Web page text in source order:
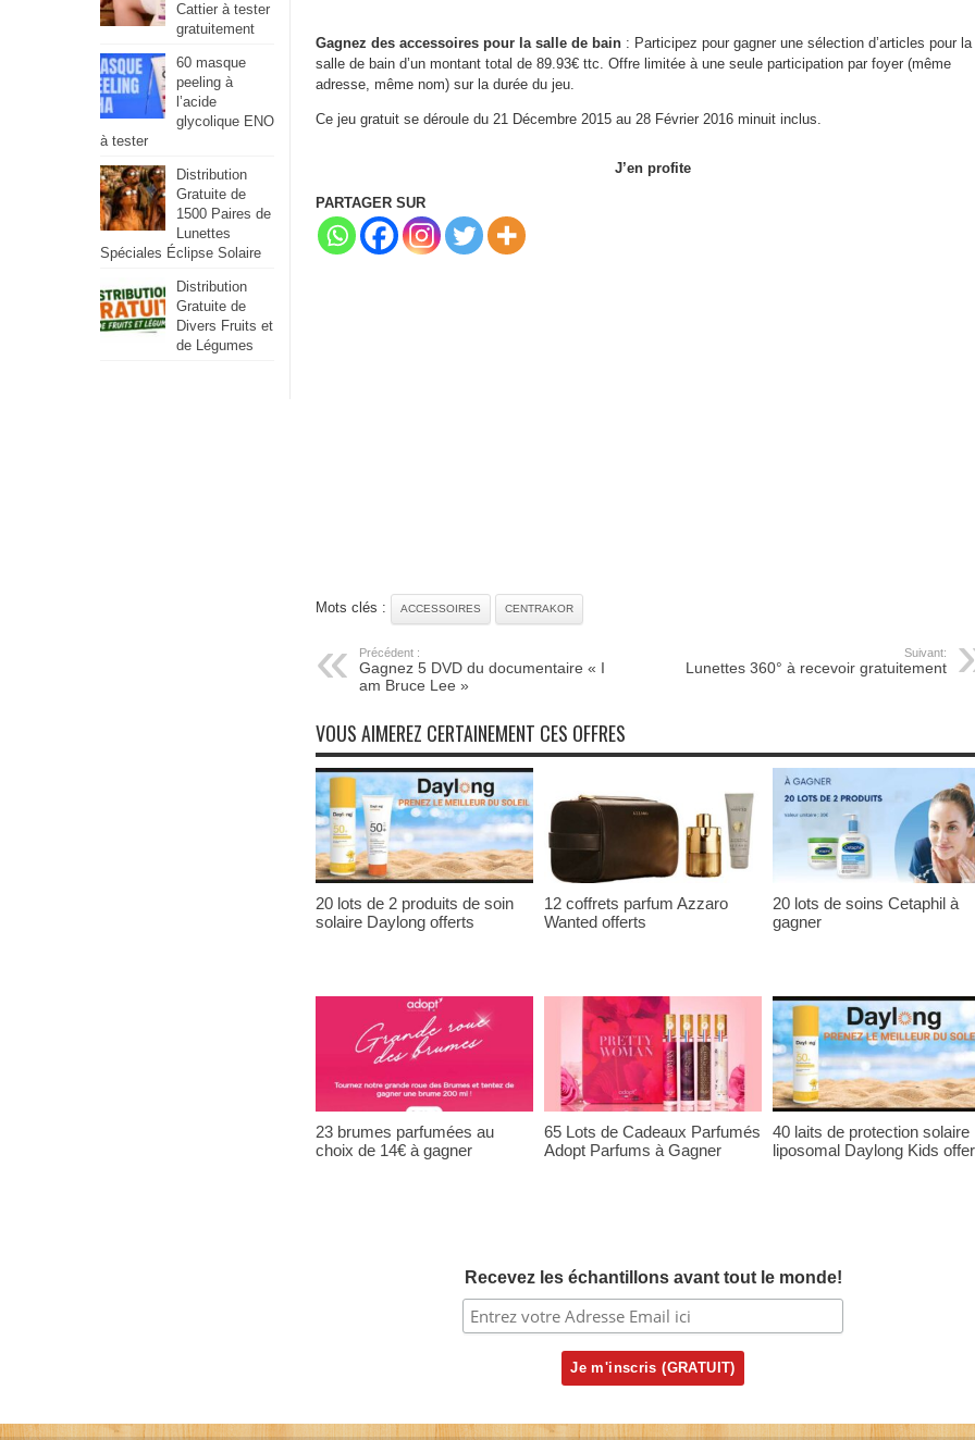
Gagnez des accessoires pour la salle de bain : Participez pour gagner une sélection d’articles pour la
salle de bain d’un montant total de 89.93€ ttc. Offre limitée à une seule participation par foyer (même
adresse, même nom) sur la durée du jeu.
Ce jeu gratuit se déroule du 21 Décembre 2015 au 28 Février 2016 minuit inclus.
J’en profite
PARTAGER SUR
Mots clés : ACCESSOIRES CENTRAKOR
Précédent :
Gagnez 5 DVD du documentaire « I
am Bruce Lee »
Suivant:
Lunettes 360° à recevoir gratuitement
VOUS AIMEREZ CERTAINEMENT CES OFFRES
20 lots de 2 produits de soin
solaire Daylong offerts
12 coffrets parfum Azzaro
Wanted offerts
20 lots de soins Cetaphil à
gagner
23 brumes parfumées au
choix de 14€ à gagner
65 Lots de Cadeaux Parfumés
Adopt Parfums à Gagner
40 laits de protection solaire
liposomal Daylong Kids
Recevez les échantillons avant tout le monde!
Cattier à tester
gratuitement
60 masque
peeling à
l’acide
glycolique ENO
à tester
Distribution
Gratuite de
1500 Paires de
Lunettes
Spéciales Éclipse Solaire
Distribution
Gratuite de
Divers Fruits et
de Légumes